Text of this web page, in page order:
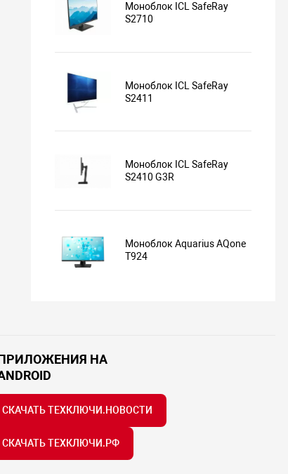
Моноблок ICL SafeRay
S2710
Моноблок ICL SafeRay
S2411
Моноблок ICL SafeRay
S2410 G3R
Моноблок Aquarius AQone
T924
НА
СКАЧАТЬ ТЕХКЛЮЧИ.НОВОСТИ
СКАЧАТЬ ТЕХКЛЮЧИ.РФ